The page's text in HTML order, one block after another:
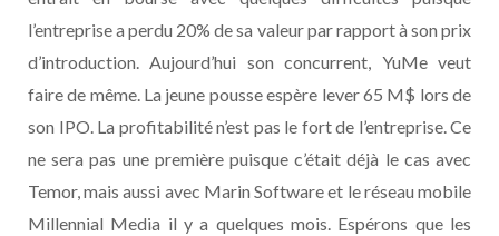
l’entreprise a perdu 20% de sa valeur par rapport à son prix
d’introduction. Aujourd’hui son concurrent, YuMe veut
faire de même. La jeune pousse espère lever 65 M$ lors de
son IPO. La profitabilité n’est pas le fort de l’entreprise. Ce
ne sera pas une première puisque c’était déjà le cas avec
Temor, mais aussi avec Marin Software et le réseau mobile
Millennial Media il y a quelques mois. Espérons que les